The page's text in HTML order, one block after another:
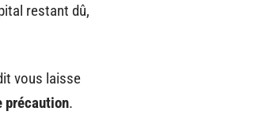
restant dû,
vous laisse
précaution.